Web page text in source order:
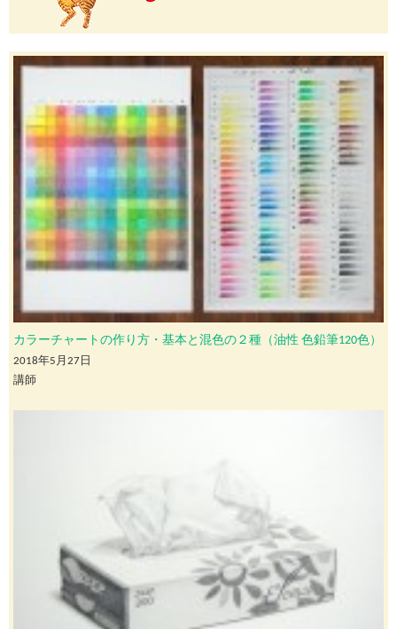
カラーチャートの作り方・基本と混色の２種（油性 色鉛筆120色）
2018年5月27日
講師